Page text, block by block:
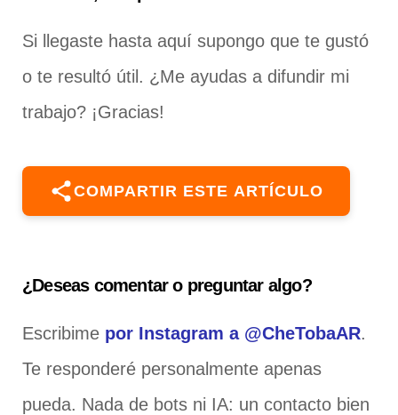
Si llegaste hasta aquí supongo que te gustó
o te resultó útil. ¿Me ayudas a difundir mi
trabajo? ¡Gracias!
COMPARTIR ESTE ARTÍCULO
¿Deseas comentar o preguntar algo?
Escribime por Instagram a @CheTobaAR.
Te responderé personalmente apenas
pueda. Nada de bots ni IA: un contacto bien